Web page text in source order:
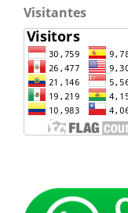
Visitantes